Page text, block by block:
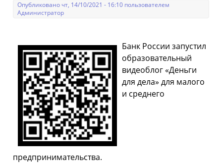
Опубликовано чт, 14/10/2021 - 16:10 пользователем
Администратор
Банк России запустил
образовательный
видеоблог «Деньги
для дела» для малого
и среднего
предпринимательства.